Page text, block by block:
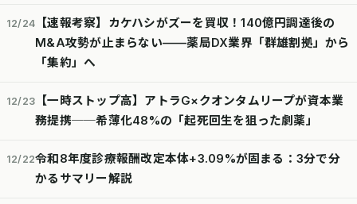
12/24
【速報考察】カケハシがズーを買収！140億円調達後の
M&A攻勢が止まらない——薬局DX業界「群雄割拠」から
「集約」へ
12/23
【一時ストップ高】アトラG×クオンタムリープが資本業
務提携──希薄化48%の「起死回生を狙った劇薬」
12/22令和8年度診療報酬改定本体+3.09%が固まる：3分で分
かるサマリー解説